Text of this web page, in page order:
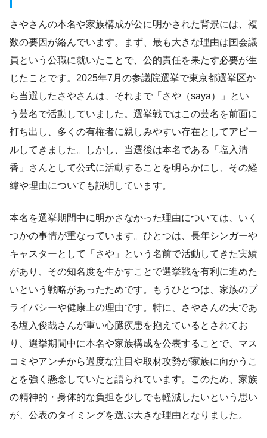
さやさんの本名や家族構成が公に明かされた背景には、複
数の要因が絡んでいます。まず、最も大きな理由は国会議
員という公職に就いたことで、公的責任を果たす必要が生
じたことです。2025年7月の参議院選挙で東京都選挙区か
ら当選したさやさんは、それまで「さや（saya）」とい
う芸名で活動していました。選挙戦ではこの芸名を前面に
打ち出し、多くの有権者に親しみやすい存在としてアピー
ルしてきました。しかし、当選後は本名である「塩入清
香」さんとして公式に活動することを明らかにし、その経
緯や理由についても説明しています。
本名を選挙期間中に明かさなかった理由については、いく
つかの事情が重なっています。ひとつは、長年シンガーや
キャスターとして「さや」という名前で活動してきた実績
があり、その知名度を生かすことで選挙戦を有利に進めた
いという戦略があったためです。もうひとつは、家族のプ
ライバシーや健康上の理由です。特に、さやさんの夫であ
る塩入俊哉さんが重い心臓疾患を抱えているとされてお
り、選挙期間中に本名や家族構成を公表することで、マス
コミやアンチから過度な注目や取材攻勢が家族に向かうこ
とを強く懸念していたと語られています。このため、家族
の精神的・身体的な負担を少しでも軽減したいという思い
が、公表のタイミングを選ぶ大きな理由となりました。